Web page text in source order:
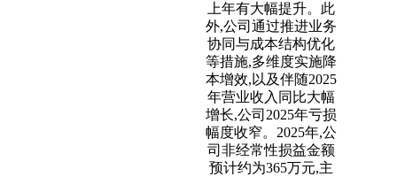
上年有大幅提升。此
外,公司通过推进业务
协同与成本结构优化
等措施,多维度实施降
本增效,以及伴随2025
年营业收入同比大幅
增长,公司2025年亏损
幅度收窄。2025年,公
司非经常性损益金额
预计约为365万元,主